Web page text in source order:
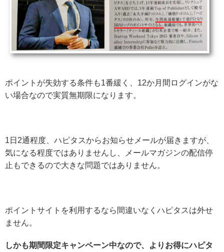
ポイントが失効する条件も1番緩く、12か月間ログインがな
い場合なので実質無期限になります。
1日2通程度、ハピタスからお知らせメールが届きますが、
気になる程度ではありませんし、メールマガジンの配信停
止もできるので大きな問題ではありません。
ポイントサイトを利用するなら間違いなくハピタスは外せ
ません。
しかも期間限定キャンペーン中なので、よりお得にハピタ